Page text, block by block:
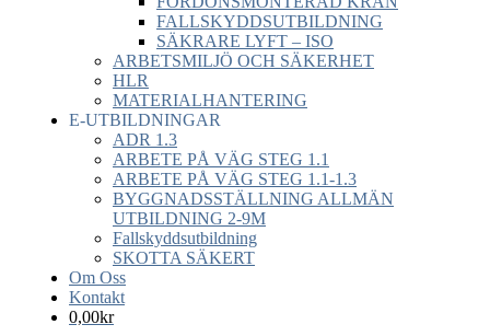
FALLSKYDDSUTBILDNING
SÄKRARE LYFT – ISO
ARBETSMILJÖ OCH SÄKERHET
HLR
MATERIALHANTERING
E-UTBILDNINGAR
ADR 1.3
ARBETE PÅ VÄG STEG 1.1
ARBETE PÅ VÄG STEG 1.1-1.3
BYGGNADSSTÄLLNING ALLMÄN
UTBILDNING 2-9M
Fallskyddsutbildning
SKOTTA SÄKERT
Om Oss
Kontakt
0,00kr